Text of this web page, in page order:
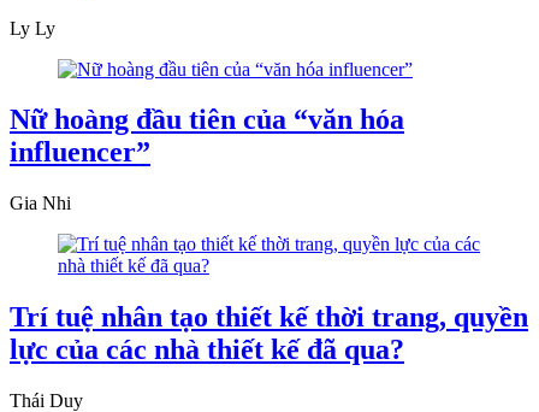
Ly Ly
Nữ hoàng đầu tiên của “văn hóa
influencer”
Gia Nhi
Trí tuệ nhân tạo thiết kế thời trang, quyền
lực của các nhà thiết kế đã qua?
Thái Duy